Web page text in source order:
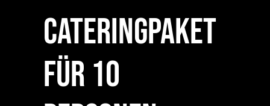
Cateringpaket
für 10